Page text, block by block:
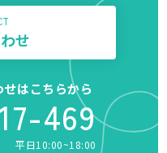
せ
はこちらから
469
平日10:00~18:00